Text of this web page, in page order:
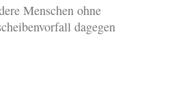
Menschen ohne
dagegen